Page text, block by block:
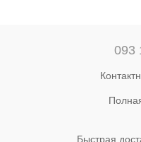
093
Быстрая